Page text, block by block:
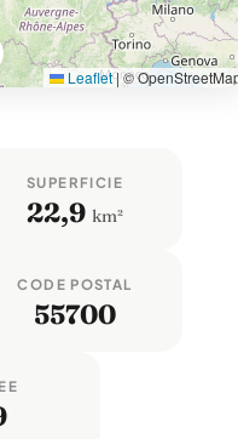
Leaflet|©
SUPERFICIE
22,9 km²
CODE POSTAL
55700